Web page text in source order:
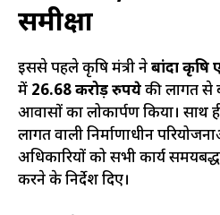
समीक्षा
इससे पहले कृषि मंत्री नेबांदा कृषि
में 26.68 करोड़ रुपयेकी लागत से
आवासों का लोकार्पण किया। साथ
लागत वाली निर्माणाधीन
अधिकारियों को सभी कार्य
करने के निर्देश दिए।